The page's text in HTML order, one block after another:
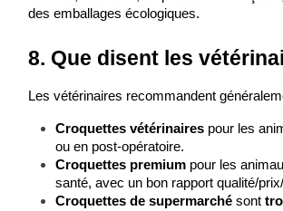
des emballages écologiques.
8. Que disent les
Les vétérinaires recommandent
Croquettes vétérinaires pour les
ou en post-opératoire.
Croquettes premium pour les
santé, avec un bon rapport qualité/
Croquettes de supermarché sont